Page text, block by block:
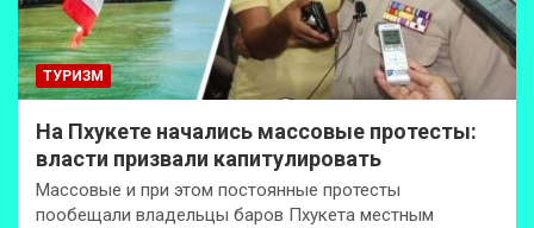
ТУРИЗМ
На Пхукете начались массовые протесты:
власти призвали капитулировать
Массовые и при этом постоянные протесты
пообещали владельцы баров Пхукета местным